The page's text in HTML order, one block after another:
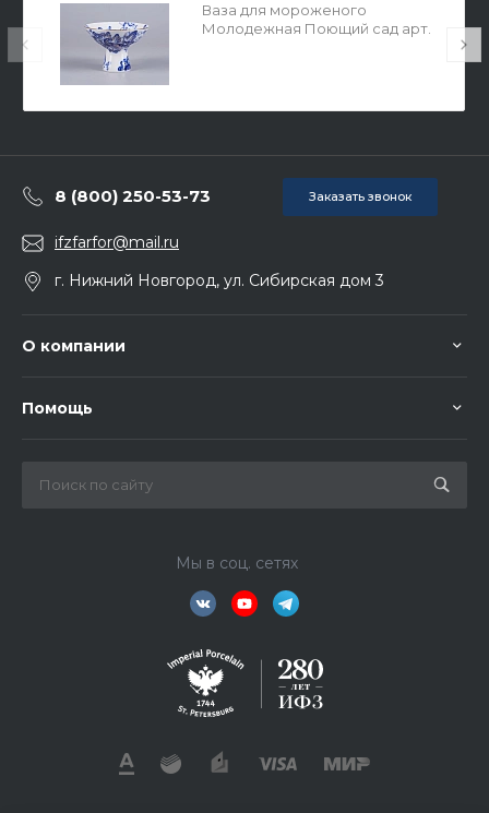
Ваза для мороженого
Молодежная Поющий сад арт.
8 (800) 250-53-73 Заказать звонок
ifzfarfor@mail.ru
г. Нижний Новгород, ул. Сибирская дом 3
О компании
Помощь
Мы в соц. сетях